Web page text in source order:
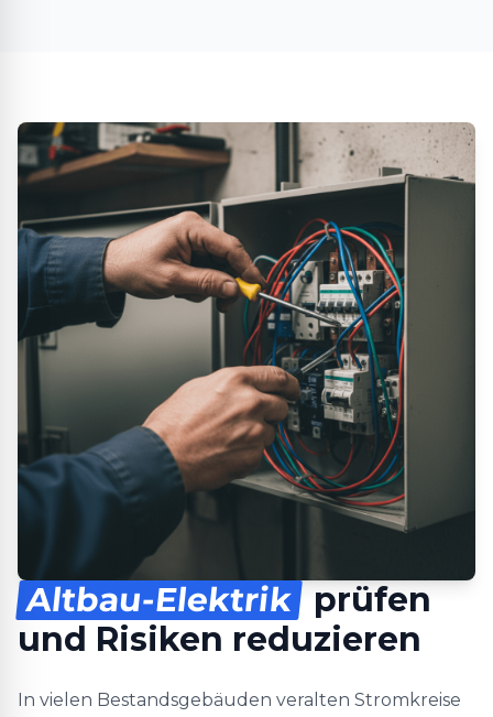
Altbau-Elektrik prüfen
und Risiken reduzieren
In vielen Bestandsgebäuden veralten Stromkreise